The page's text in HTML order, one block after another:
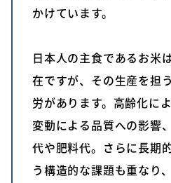
かけています。
日本人の主食であるお米
在ですが、その生産を担
労があります。高齢化に
変動による品質への影響
代や肥料代。さらに長期
う構造的な課題も重なり